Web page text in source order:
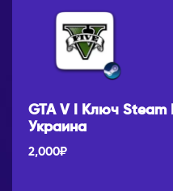
GTA V I Ключ Steam I
Украина
2,000₽